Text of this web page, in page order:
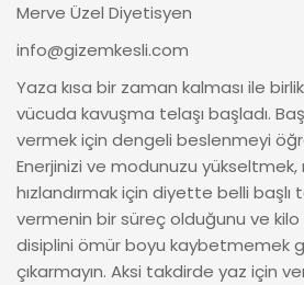
Merve Üzel Diyetisyen
info@gizemkesli.com
Yaza kısa bir zaman kalması ile
vücuda kavuşma telaşı başladı.
vermek için dengeli beslenmeyi
Enerjinizi ve modunuzu yükseltmek,
hızlandırmak için diyette belli başlı
vermenin bir süreç olduğunu ve
disiplini ömür boyu kaybetmemek
çıkarmayın. Aksi takdirde yaz için